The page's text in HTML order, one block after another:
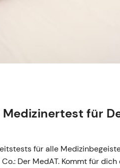
Medizinertest für
für alle
Der MedAT. Kommt für